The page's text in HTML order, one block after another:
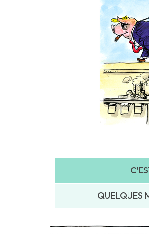
QUELQUES